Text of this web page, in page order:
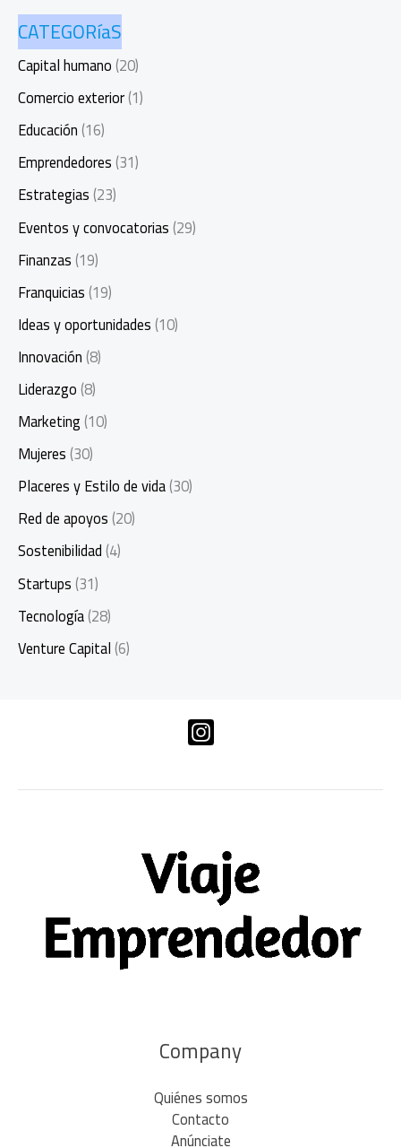
CATEGORíaS
Capital humano(20)
Comercio exterior(1)
Educación(16)
Emprendedores(31)
Estrategias(23)
Eventos y convocatorias(29)
Finanzas(19)
Franquicias(19)
Ideas y oportunidades(10)
Innovación(8)
Liderazgo(8)
Marketing(10)
Mujeres(30)
Placeres y Estilo de vida(30)
Red de apoyos(20)
Sostenibilidad(4)
Startups(31)
Tecnología(28)
Venture Capital(6)
Company
Quiénes somos
Contacto
Anúnciate